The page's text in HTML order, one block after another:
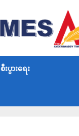
စီးပွားရေး